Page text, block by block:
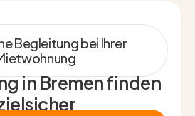
Begleitung bei Ihrer
in Bremen finden